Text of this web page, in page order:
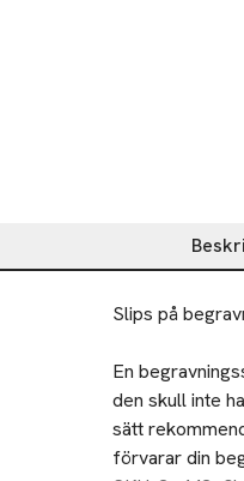
Beskrivning
Slips på
En
den skull inte
sätt
förvarar din